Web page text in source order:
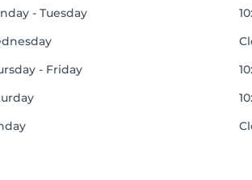
- Tuesday
- Friday